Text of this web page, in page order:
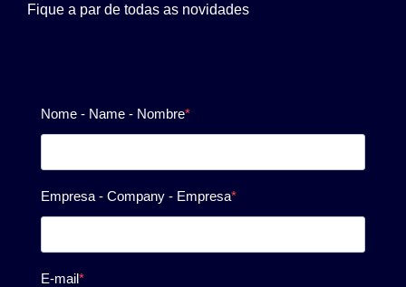
Fique a par de todas as novidades